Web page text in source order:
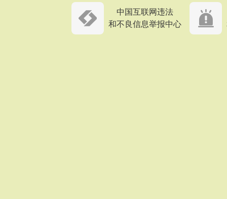
中国互联网违法
和不良信息举报中心